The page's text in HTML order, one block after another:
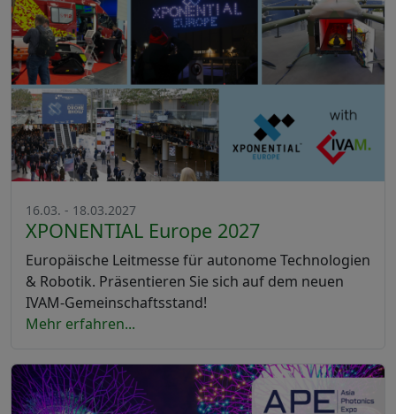
16.03. - 18.03.2027
XPONENTIAL Europe 2027
Europäische Leitmesse für autonome Technologien
& Robotik. Präsentieren Sie sich auf dem neuen
IVAM-Gemeinschaftsstand!
Mehr erfahren...